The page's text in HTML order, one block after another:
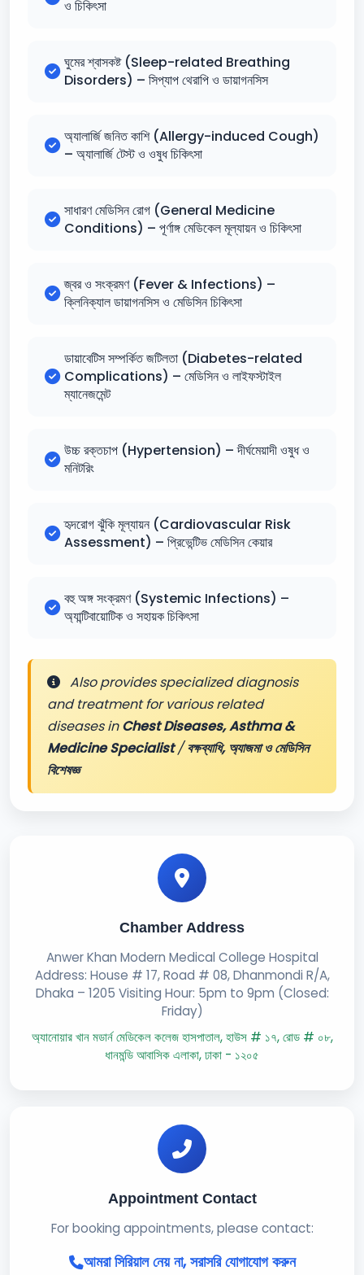
ও চিকিৎসা
ঘুমের শ্বাসকষ্ট (Sleep-related Breathing
Disorders) – সিপ্যাপ থেরাপি ও ডায়াগনসিস
অ্যালার্জি জনিত কাশি (Allergy-induced Cough)
– অ্যালার্জি টেস্ট ও ওষুধ চিকিৎসা
সাধারণ মেডিসিন রোগ (General Medicine
Conditions) – পূর্ণাঙ্গ মেডিকেল মূল্যায়ন ও চিকিৎসা
জ্বর ও সংক্রমণ (Fever & Infections) –
ক্লিনিক্যাল ডায়াগনসিস ও মেডিসিন চিকিৎসা
ডায়াবেটিস সম্পর্কিত জটিলতা (Diabetes-related
Complications) – মেডিসিন ও লাইফস্টাইল
ম্যানেজমেন্ট
উচ্চ রক্তচাপ (Hypertension) – দীর্ঘমেয়াদী ওষুধ ও
মনিটরিং
হৃদরোগ ঝুঁকি মূল্যায়ন (Cardiovascular Risk
Assessment) – প্রিভেন্টিভ মেডিসিন কেয়ার
বহু অঙ্গ সংক্রমণ (Systemic Infections) –
অ্যান্টিবায়োটিক ও সহায়ক চিকিৎসা
Also provides specialized diagnosis
and treatment for various related
diseases inChest Diseases, Asthma &
Medicine Specialist/বক্ষব্যাধি, অ্যাজমা ও মেডিসিন
বিশেষজ্ঞ
Chamber Address
Anwer Khan Modern Medical College Hospital
Address: House # 17, Road # 08, Dhanmondi R/A,
Dhaka – 1205 Visiting Hour: 5pm to 9pm (Closed:
Friday)
অ্যানোয়ার খান মডার্ন মেডিকেল কলেজ হাসপাতাল, হাউস # ১৭, রোড # ০৮,
ধানমন্ডি আবাসিক এলাকা, ঢাকা - ১২০৫
Appointment Contact
For booking appointments, please contact:
আমরা সিরিয়াল নেয় না, সরাসরি যোগাযোগ করুন